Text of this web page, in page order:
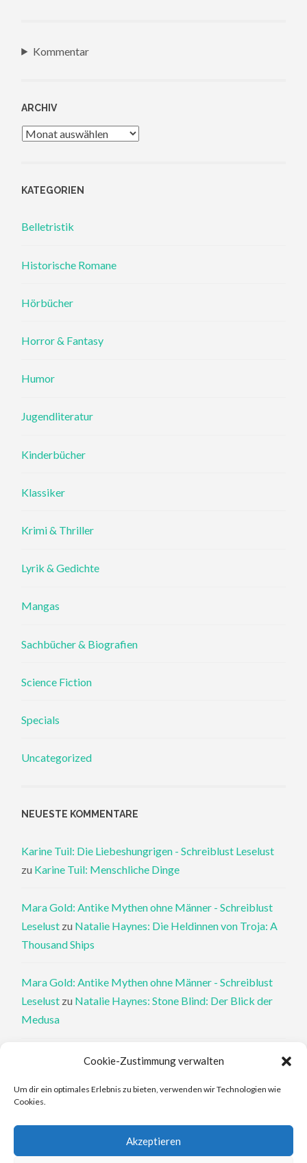
Cookie-Zustimmung verwalten
Um dir ein optimales Erlebnis zu bieten, verwenden wir Technologien wie
Cookies.
Akzeptieren
Kommentar
ARCHIV
Archiv
KATEGORIEN
Belletristik
Historische Romane
Hörbücher
Horror & Fantasy
Humor
Jugendliteratur
Kinderbücher
Klassiker
Krimi & Thriller
Lyrik & Gedichte
Mangas
Sachbücher & Biografien
Science Fiction
Specials
Uncategorized
NEUESTE KOMMENTARE
Karine Tuil: Die Liebeshungrigen - Schreiblust Leselust
zu Karine Tuil: Menschliche Dinge
Mara Gold: Antike Mythen ohne Männer - Schreiblust
Leselust zu Natalie Haynes: Die Heldinnen von Troja: A
Thousand Ships
Mara Gold: Antike Mythen ohne Männer - Schreiblust
Leselust zu Natalie Haynes: Stone Blind: Der Blick der
Medusa
Philippa Perry: Die Therapeutin und ihre Mörder: Dr. Pat
Philippa Perry: Das Buch, von dem du dir wünschst, deine
Elena Ferrante: An den Rändern - Schreiblust Leselust